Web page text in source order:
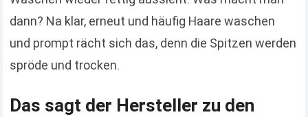
dann? Na klar, erneut und häufig Haare waschen
und prompt rächt sich das, denn die Spitzen werden
spröde und trocken.
Das sagt der Hersteller zu den